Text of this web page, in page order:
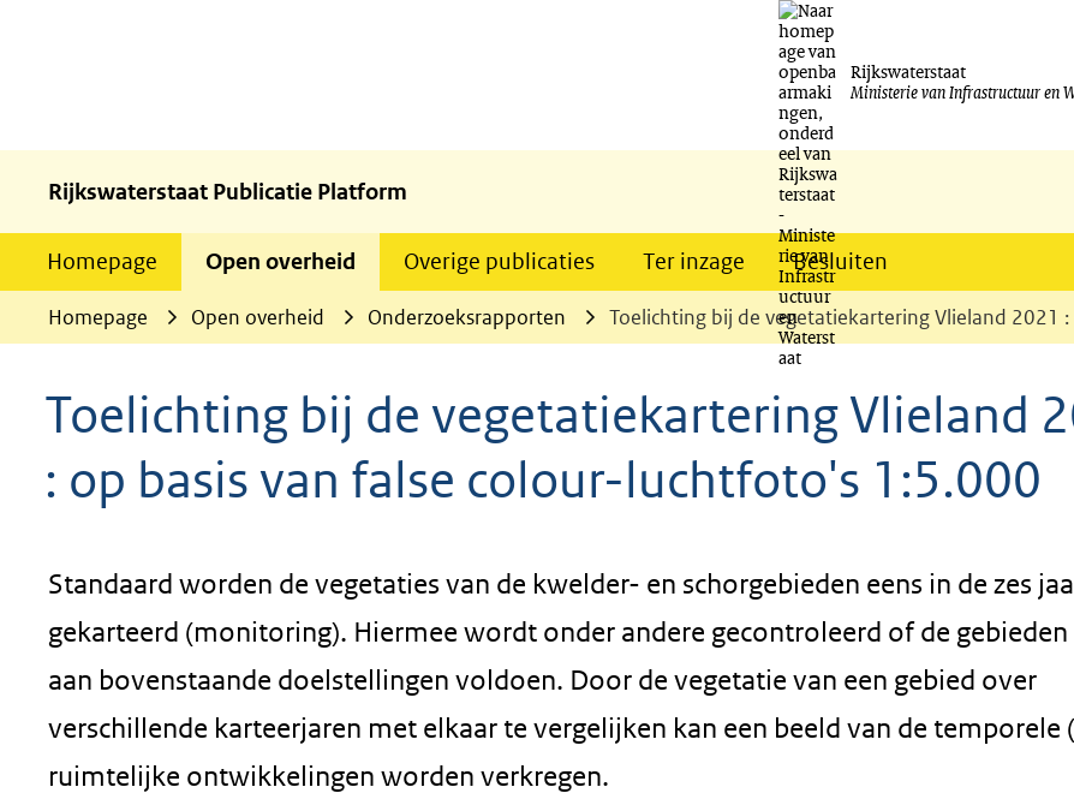
Ga
naar
inhoud
Rijkswaterstaat
Ministerie van Infrastructuur en
Rijkswaterstaat Publicatie Platform
Homepage Open overheid Overige publicaties Ter inzage Besluiten
Homepage Open overheid Onderzoeksrapporten Toelichting bij de vegetatiekartering Vlieland 2021
Toelichting bij de vegetatiekartering Vlieland
: op basis van false colour-luchtfoto's 1:5.000
Standaard worden de vegetaties van de kwelder- en schorgebieden eens in de zes
gekarteerd (monitoring). Hiermee wordt onder andere gecontroleerd of de gebieden
aan bovenstaande doelstellingen voldoen. Door de vegetatie van een gebied over
verschillende karteerjaren met elkaar te vergelijken kan een beeld van de temporele
ruimtelijke ontwikkelingen worden verkregen.